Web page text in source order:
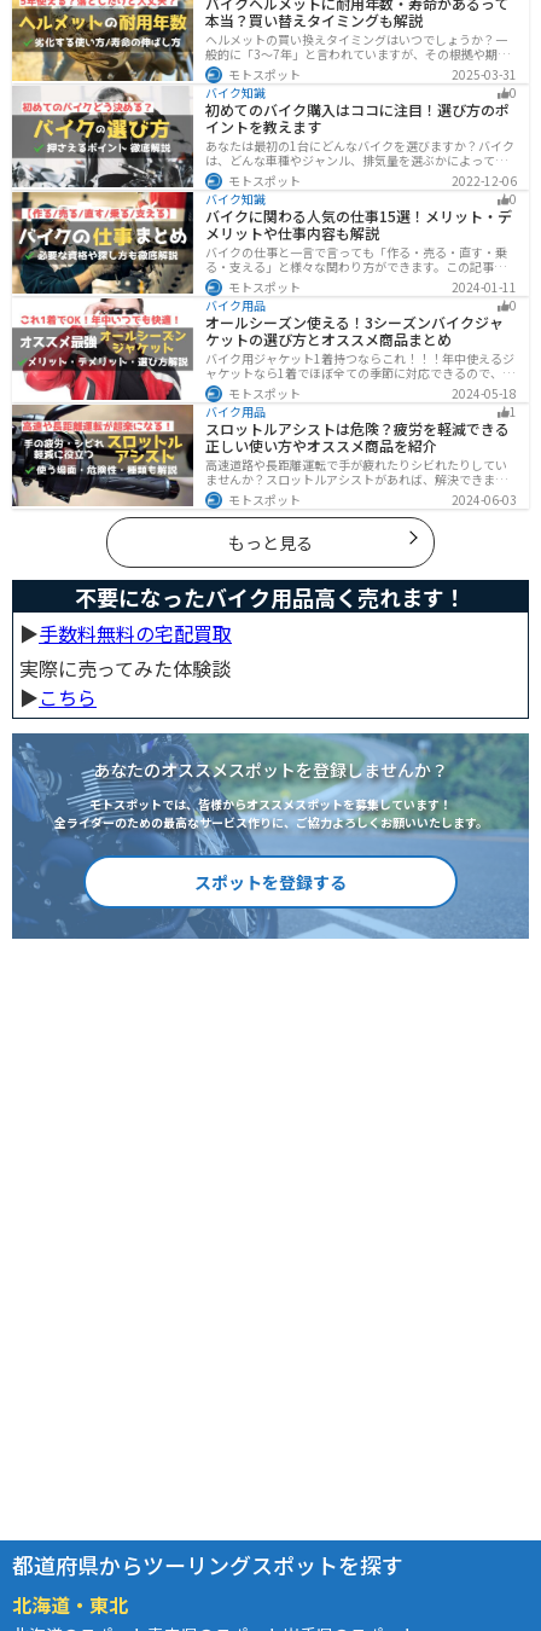
本当？買い替えタイミングも解説
ヘルメットの買い換えタイミングはいつでしょうか？一
般的に「3〜7年」と言われていますが、その根拠や期限
前でも早めに交換した方がいいケースを紹介します。安
全にバイクに乗るためにもヘルメットの寿命についてし
っかりと理解しておきましょう。
モトスポット
2025-03-31
バイク知識
0
初めてのバイク購入はココに注目！選び方のポ
イントを教えます
あなたは最初の1台にどんなバイクを選びますか？バイク
は、どんな車種やジャンル、排気量を選ぶかによって今
後の楽しみ方が大きく変わるものなので、初めての愛車
選びはとても重要です。この記事ではそんなバイク選び
のオススメポイントをお伝えします。
モトスポット
2022-12-06
バイク知識
0
バイクに関わる人気の仕事15選！メリット・デ
メリットや仕事内容も解説
バイクの仕事と一言で言っても「作る・売る・直す・乗
る・支える」と様々な関わり方ができます。この記事で
は、バイクに関わる人気の仕事をジャンル別に紹介しま
す。必要な資格や探し方も解説しますので、自分のなり
たい姿をイメージして探してみてください。
モトスポット
2024-01-11
バイク用品
0
オールシーズン使える！3シーズンバイクジャ
ケットの選び方とオススメ商品まとめ
バイク用ジャケット1着持つならこれ！！！年中使えるジ
ャケットなら1着でほぼ全ての季節に対応できるので、出
費も抑えられます。真夏や真冬など極端な季節に乗る場
合は専用ジャケットがあるとより快適になるのでツーリ
ングスタイルに合わせて検討してください。
モトスポット
2024-05-18
バイク用品
1
スロットルアシストは危険？疲労を軽減できる
正しい使い方やオススメ商品を紹介
高速道路や長距離運転で手が疲れたりシビれたりしてい
ませんか？スロットルアシストがあれば、解決できま
す。この記事ではスロットルアシストを安全に使う場
面、危険性、種類、オススメの商品について解説しま
す。長距離運転をもっと楽にしたいと思っている人は参
考にしてください。
モトスポット 2024-06-03
もっと見る
不要になったバイク用品高く売れます！
▶︎手数料無料の宅配買取
実際に売ってみた体験談
▶︎こちら
あなたのオススメスポットを登録しませんか？
モトスポットでは、皆様からオススメスポットを募集しています！
全ライダーのための最高なサービス作りに、ご協力よろしくお願いいたします。
スポットを登録する
都道府県からツーリングスポットを探す
北海道・東北